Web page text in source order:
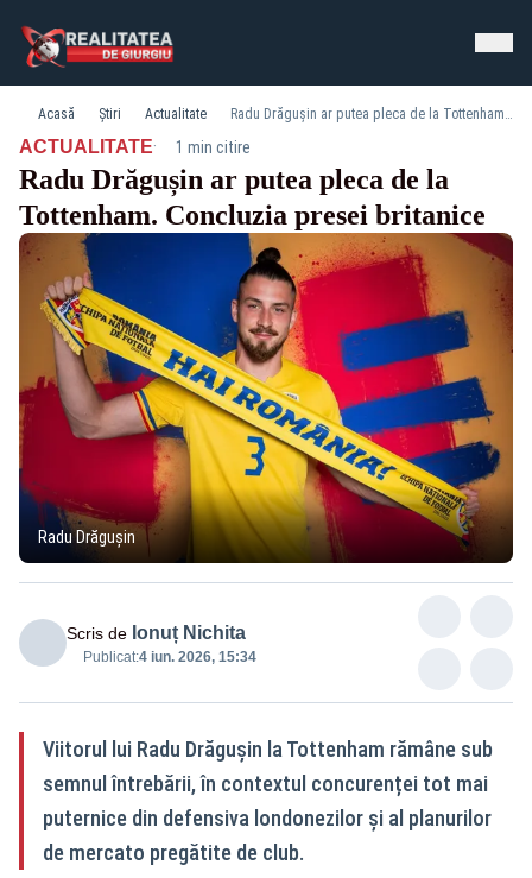
Acasă Știri Actualitate Radu Drăgușin ar putea pleca de la Tottenham. Concluzia presei britanice
ACTUALITATE· 1 min citire
Radu Drăgușin ar putea pleca de la
Tottenham. Concluzia presei britanice
Radu Drăgușin
Scris de Ionuț Nichita
Publicat:4 iun. 2026, 15:34
Viitorul lui Radu Drăgușin la Tottenham rămâne sub
semnul întrebării, în contextul concurenței tot mai
puternice din defensiva londonezilor și al planurilor
de mercato pregătite de club.